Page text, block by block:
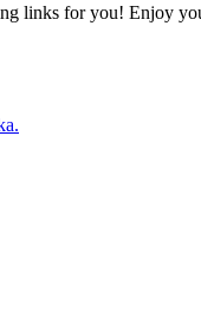
links for you! Enjoy